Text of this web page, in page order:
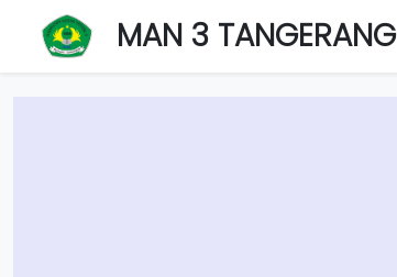
MAN 3 TANGERANG